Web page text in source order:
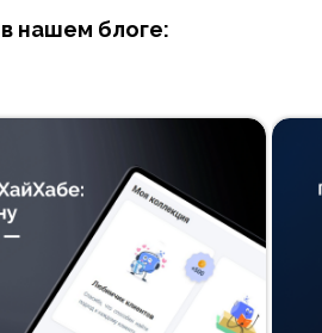
нашем блоге: